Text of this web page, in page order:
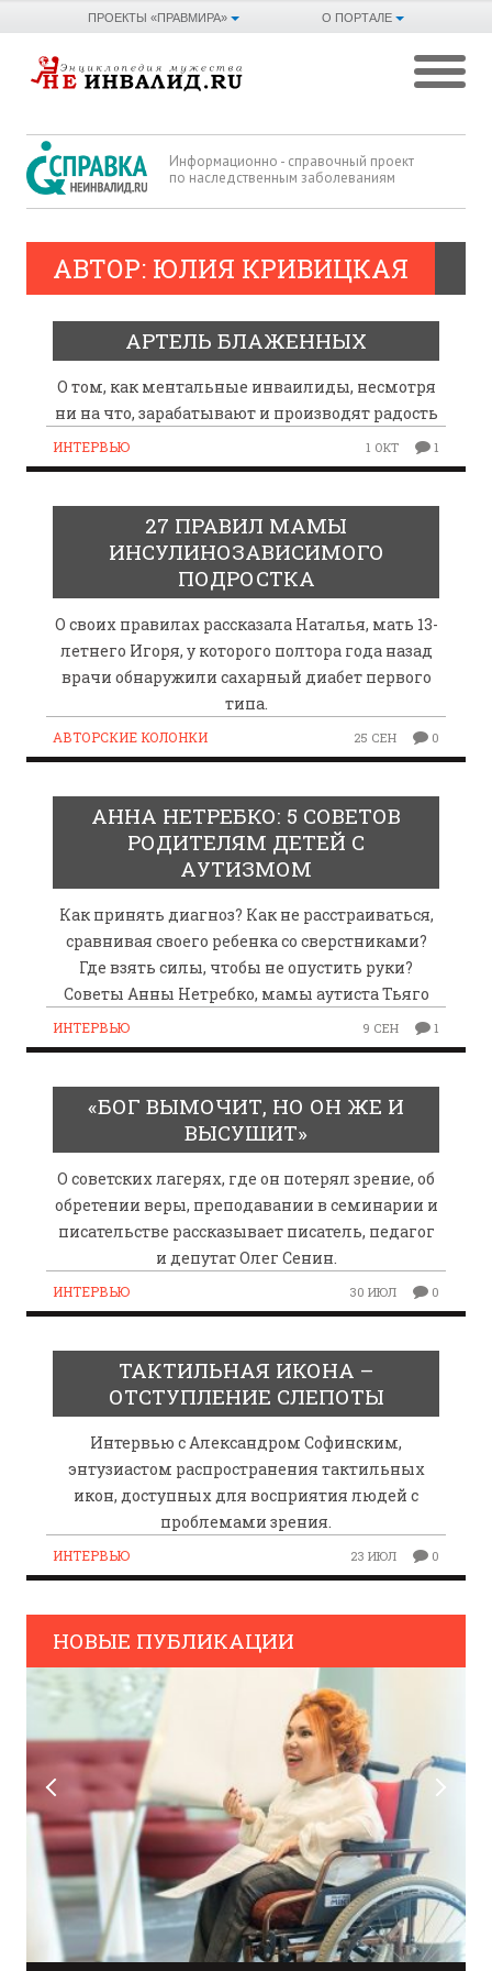
О ПОРТАЛЕ
ПРОЕКТЫ «ПРАВМИРА»
Информационно - справочный проект
по наследственным заболеваниям
АВТОР: ЮЛИЯ КРИВИЦКАЯ
АРТЕЛЬ БЛАЖЕННЫХ
О том, как ментальные инваилиды, несмотря
ни на что, зарабатывают и производят радость
ИНТЕРВЬЮ 1 ОКТ 1
27 ПРАВИЛ МАМЫ
ИНСУЛИНОЗАВИСИМОГО
ПОДРОСТКА
О своих правилах рассказала Наталья, мать 13-
летнего Игоря, у которого полтора года назад
врачи обнаружили сахарный диабет первого
типа.
АВТОРСКИЕ КОЛОНКИ 25 СЕН 0
АННА НЕТРЕБКО: 5 СОВЕТОВ
РОДИТЕЛЯМ ДЕТЕЙ С
АУТИЗМОМ
Как принять диагноз? Как не расстраиваться,
сравнивая своего ребенка со сверстниками?
Где взять силы, чтобы не опустить руки?
Советы Анны Нетребко, мамы аутиста Тьяго
ИНТЕРВЬЮ 9 СЕН 1
«БОГ ВЫМОЧИТ, НО ОН ЖЕ И
ВЫСУШИТ»
О советских лагерях, где он потерял зрение, об
обретении веры, преподавании в семинарии и
писательстве рассказывает писатель, педагог
и депутат Олег Сенин.
ИНТЕРВЬЮ 30 ИЮЛ 0
ТАКТИЛЬНАЯ ИКОНА –
ОТСТУПЛЕНИЕ СЛЕПОТЫ
Интервью с Александром Софинским,
энтузиастом распространения тактильных
икон, доступных для восприятия людей с
проблемами зрения.
ИНТЕРВЬЮ 23 ИЮЛ 0
НОВЫЕ ПУБЛИКАЦИИ